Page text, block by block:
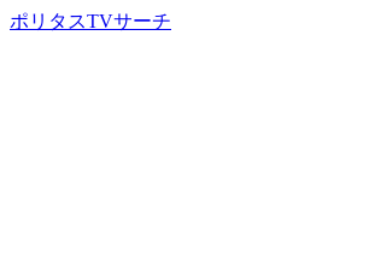
ポリタスTVサーチ